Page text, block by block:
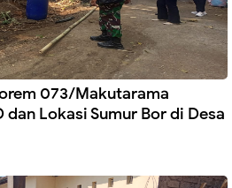
073/Makutarama
dan Lokasi Sumur Bor di Desa